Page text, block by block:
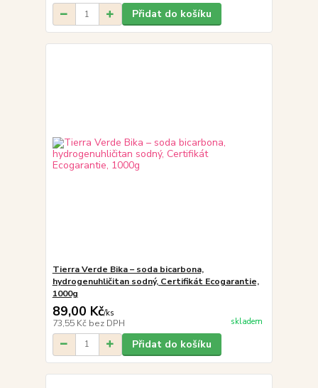
Přidat do košíku
Tierra Verde Bika – soda bicarbona,
hydrogenuhličitan sodný, Certifikát Ecogarantie,
1000g
89,00 Kč/ks
73,55 Kč bez DPH skladem
Přidat do košíku